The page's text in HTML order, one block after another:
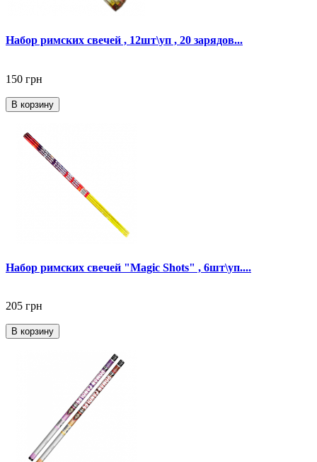
Набор римских свечей , 12шт\уп , 20 зарядов...
150 грн
В корзину
Набор римских свечей "Magic Shots" , 6шт\уп....
205 грн
В корзину